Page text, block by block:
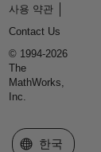
사용 약관
Contact Us
© 1994-2026
The
MathWorks,
Inc.
웹사이트 선택
한국